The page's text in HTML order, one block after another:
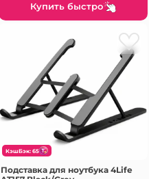
Купить быстро
КэшБэк: 65
Подставка для ноутбука 4Life